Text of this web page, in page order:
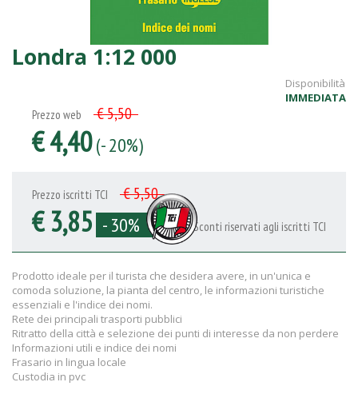
Londra 1:12 000
Disponibilità
IMMEDIATA
Prezzo web € 5,50
€ 4,40(- 20%)
Prezzo iscritti TCI € 5,50
€ 3,85 - 30% Sconti riservati agli iscritti TCI
Prodotto ideale per il turista che desidera avere, in un'unica e
comoda soluzione, la pianta del centro, le informazioni turistiche
essenziali e l'indice dei nomi.
Rete dei principali trasporti pubblici
Ritratto della città e selezione dei punti di interesse da non perdere
Informazioni utili e indice dei nomi
Frasario in lingua locale
Custodia in pvc